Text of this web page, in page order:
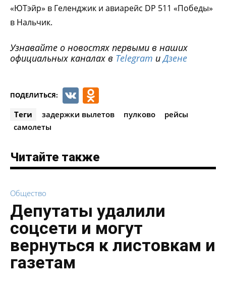
«ЮТэйр» в Геленджик и авиарейс DP 511 «Победы»
в Нальчик.
Узнавайте о новостях первыми в наших
официальных каналах в Telegram иДзене
ПОДЕЛИТЬСЯ: VK
Теги задержки вылетов пулково
рейсы
самолеты
Читайте также
Общество
Депутаты удалили
соцсети и могут
вернуться к листовкам и
газетам